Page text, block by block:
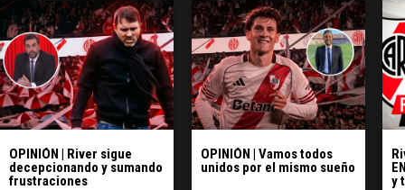
OPINIÓN | River sigue
decepcionando y sumando
frustraciones
OPINIÓN | Vamos todos
unidos por el mismo sueño
y